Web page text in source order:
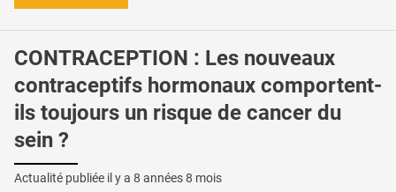
CONTRACEPTION : Les nouveaux
contraceptifs hormonaux comportent-
ils toujours un risque de cancer du
sein ?
Actualité publiée il y a 8 années 8 mois